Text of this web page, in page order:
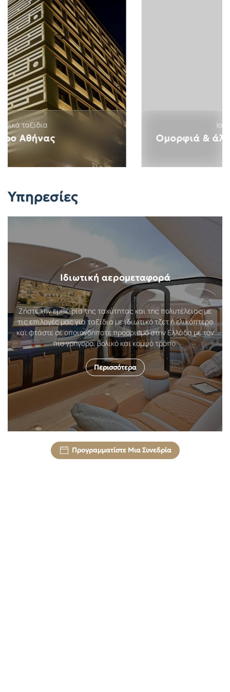
Ιατρικός τουρισμός
Ομορφιά & άλλες ιατρικές ειδικότητες
Υπηρεσίες
Ιδιωτική αερομεταφορά
Ζήστε την εμπειρία της ταχύτητας και της πολυτέλειας με
τις επιλογές μας για ταξίδια με ιδιωτικό τζετ ή ελικόπτερο
και φτάστε σε οποιονδήποτε προορισμό στην Ελλάδα με τον
πιο γρήγορο, βολικό και κομψό τρόπο.
Περισσότερα
Προγραμματίστε Μια Συνεδρία